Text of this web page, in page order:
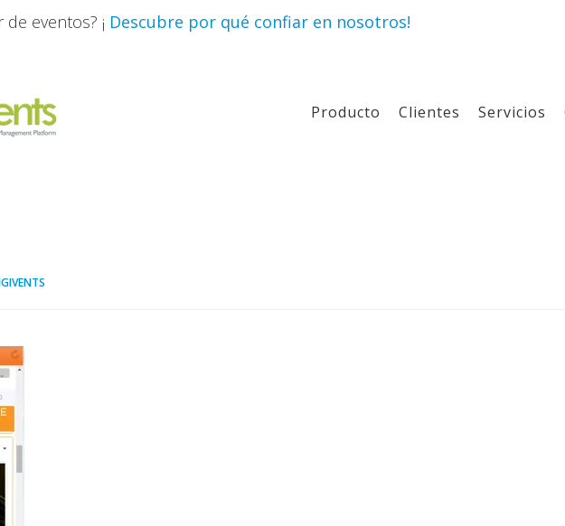
eventos? ¡ Descubre por qué confiar en nosotros!
Producto Clientes Servicios